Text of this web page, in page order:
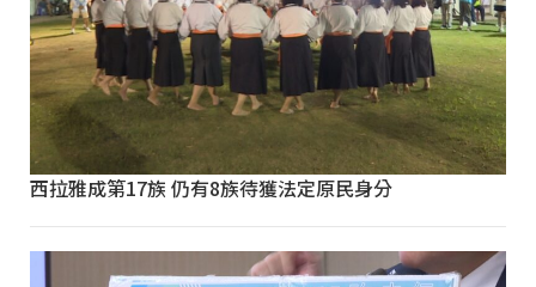
西拉雅成第17族 仍有8族待獲法定原民身分